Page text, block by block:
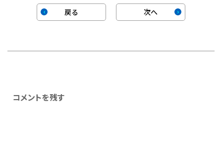
戻る 次へ
コメントを残す